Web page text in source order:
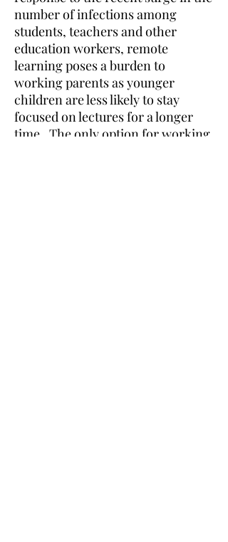
number of infections among
students, teachers and other
education workers, remote
learning poses a burden to
working parents as younger
children are less likely to stay
focused on lectures for a longer
time. The only option for working